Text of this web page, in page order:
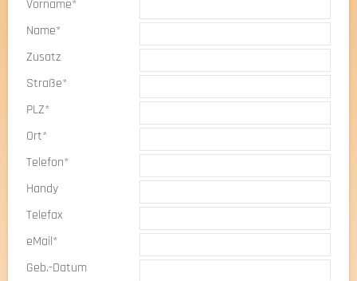
Vorname*
Name*
Zusatz
Straße*
PLZ*
Ort*
Telefon*
Handy
Telefax
eMail*
Geb.-Datum